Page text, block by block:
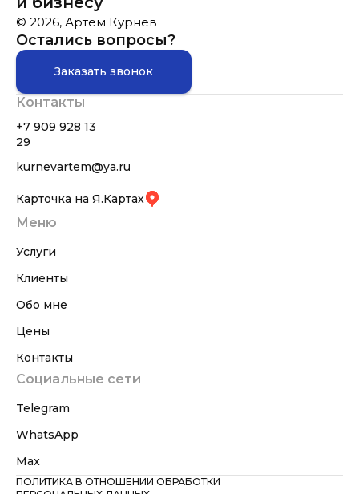
© 2026, Артем Курнев
Остались вопросы?
Заказать звонок
Контакты
+7 909 928 13
29
kurnevartem@ya.ru
Карточка на Я.Картах
Меню
Услуги
Клиенты
Обо мне
Цены
Контакты
Социальные сети
Telegram
WhatsApp
Max
ПОЛИТИКА В ОТНОШЕНИИ ОБРАБОТКИ